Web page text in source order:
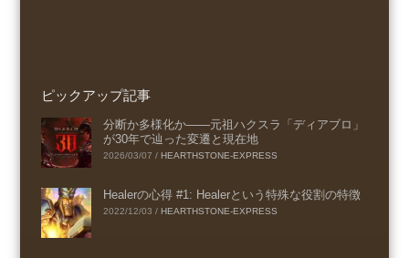
ピックアップ記事
分断か多様化か――元祖ハクスラ「ディアブロ」
が30年で辿った変遷と現在地
2026/03/07 / HEARTHSTONE-EXPRESS
Healerの心得 #1: Healerという特殊な役割の特徴
2022/12/03 / HEARTHSTONE-EXPRESS